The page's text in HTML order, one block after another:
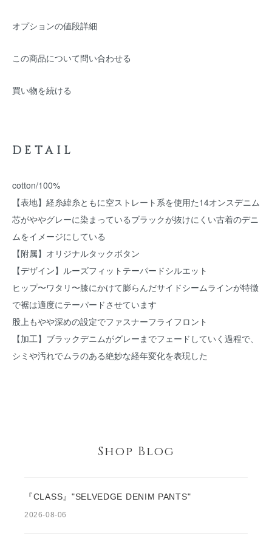
オプションの値段詳細
この商品について問い合わせる
買い物を続ける
DETAIL
cotton/100%
【表地】経糸緯糸ともに空ストレート系を使用た14オンスデニム
芯がややグレーに染まっているブラックが抜けにくい古着のデニ
ムをイメージにしている
【附属】オリジナルタックボタン
【デザイン】ルーズフィットテーパードシルエット
ヒップ〜ワタリ〜膝にかけて膨らんだサイドシームラインが特徴
で裾は適度にテーパードさせています
股上もやや深めの設定でファスナーフライフロント
【加工】ブラックデニムがグレーまでフェードしていく過程で、
シミや汚れでムラのある絶妙な経年変化を表現した
Shop Blog
『CLASS』"SELVEDGE DENIM PANTS"
2026-08-06